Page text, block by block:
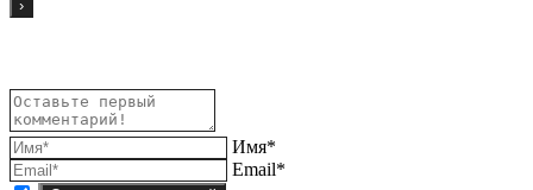
Имя*
Email*